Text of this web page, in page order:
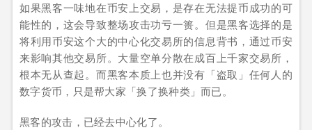
如果黑客一味地在币安上交易，是存在无法提币成功的可
能性的，这会导致整场攻击功亏一篑。但是黑客选择的是
将利用币安这个大的中心化交易所的信息背书，通过币安
来影响其他交易所。大量空单分散在成百上千家交易所，
根本无从查起。而黑客本质上也并没有「盗取」任何人的
数字货币，只是帮大家「换了换种类」而已。
黑客的攻击，已经去中心化了。